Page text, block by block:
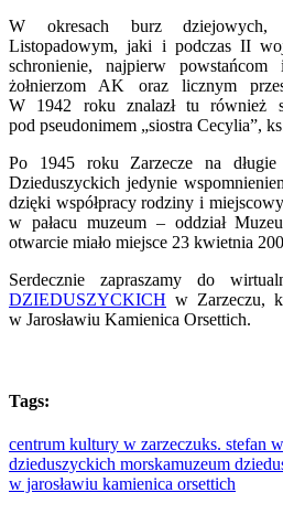
W okresach burz dziejowych,
Listopadowym, jaki i podczas II
schronienie, najpierw
żołnierzom AK oraz licznym
W 1942 roku znalazł tu również
pod pseudonimem „siostra Cecylia”,
Po 1945 roku Zarzecze na
Dzieduszyckich jedynie
dzięki współpracy rodziny i
w pałacu muzeum – oddział
otwarcie miało miejsce 23 kwietnia
Serdecznie zapraszamy do
DZIEDUSZYCKICH w Zarzeczu,
w Jarosławiu Kamienica Orsettich.
Tags:
centrum kultury w zarzeczuks. stefan
dzieduszyckich morskamuzeum
w jarosławiu kamienica orsettich